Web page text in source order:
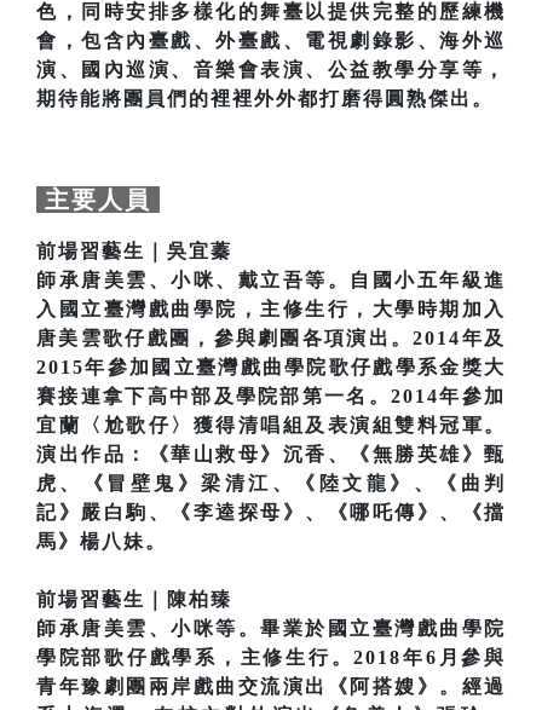
色，同時安排多樣化的舞臺以提供完整的歷練機
會，包含內臺戲、外臺戲、電視劇錄影、海外巡
演、國內巡演、音樂會表演、公益教學分享等，
期待能將團員們的裡裡外外都打磨得圓熟傑出。
主要人員
前場習藝生｜吳宜蓁
師承唐美雲、小咪、戴立吾等。自國小五年級進
入國立臺灣戲曲學院，主修生行，大學時期加入
唐美雲歌仔戲團，參與劇團各項演出。2014年及
2015年參加國立臺灣戲曲學院歌仔戲學系金獎大
賽接連拿下高中部及學院部第一名。2014年參加
宜蘭〈尬歌仔〉獲得清唱組及表演組雙料冠軍。
演出作品：《華山救母》沉香、《無勝英雄》甄
虎、《冒壁鬼》梁清江、《陸文龍》、《曲判
記》嚴白駒、《李逵探母》、《哪吒傳》、《擋
馬》楊八妹。
前場習藝生｜陳柏臻
師承唐美雲、小咪等。畢業於國立臺灣戲曲學院
學院部歌仔戲學系，主修生行。2018年6月參與
青年豫劇團兩岸戲曲交流演出《阿搭嫂》。經過